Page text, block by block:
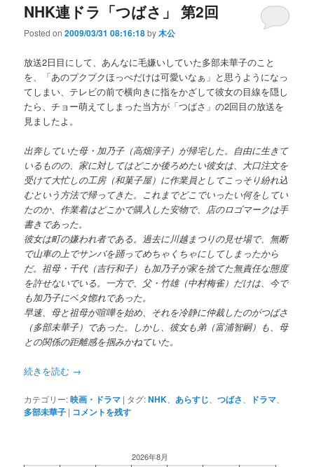
NHK連ドラ「つばさ」 第2回
Posted on2009/03/31 08:16:18by木公
放送2日目にして、あんなに毛嫌いしていた多部未華子のこと
を、「あのプクプクほっぺだけは可愛いなぁ」と思うようになっ
てしまい、テレビの前で横向きに指をかざして彼女の目線を隠し
たら、チョー萌えてしまった当方が「つばさ」の2回目の放送を
見ましたよ。
出奔していた母・加乃子（高畑淳子）が帰宅した。自由に生きて
いるものの、家に対してはどこか後ろめたい彼女は、大口注文を
受けて大忙しの工房（和菓子屋）に作業員としてこっそり紛れ込
むという方法で帰ってきた。これまでどこでいったい何をしてい
たのか、作業着はどこかで購入した安物で、店のロゴマークは手
書きであった。
彼女は町の嫌われ者である。過去に川越まつりの見せ場で、無断
で山車の上でサンバを踊ってめちゃくちゃにしてしまったから
だ。祖母・千代（吉行和子）も加乃子が家を捨てた無責任な態度
を許せないでいる。一方で、父・竹雄（中村梅雀）だけは、今で
も加乃子にベタ惚れであった。
早速、母と祖母が喧嘩を始め、それを冷静に仲裁したのがつばさ
（多部未華子）であった。しかし、彼女も弟（富浦智嗣）も、母
との関係の距離感を掴みかねていた。
続きを読む →
カテゴリー:映画・ドラマ | タグ:NHK あらすじ 、つばさ ドラマ
多部未華子 | コメントを残す
2026年8月